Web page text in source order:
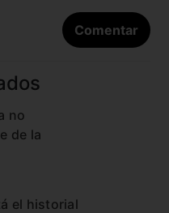
no
de la
el historial